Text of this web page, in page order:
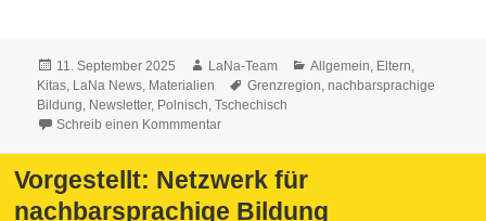
Veröffentlicht
am
11. September 2025 Autor
LaNa-Team Kategorien
Allgemein, Eltern,
Kitas, LaNa News, Materialien Schlagwörter
Grenzregion,nachbarsprachige
Bildung, Newsletter, Polnisch,Tschechisch
Schreib einen Kommmentar
Vorgestellt: Netzwerk für
nachbarsprachige Bildung